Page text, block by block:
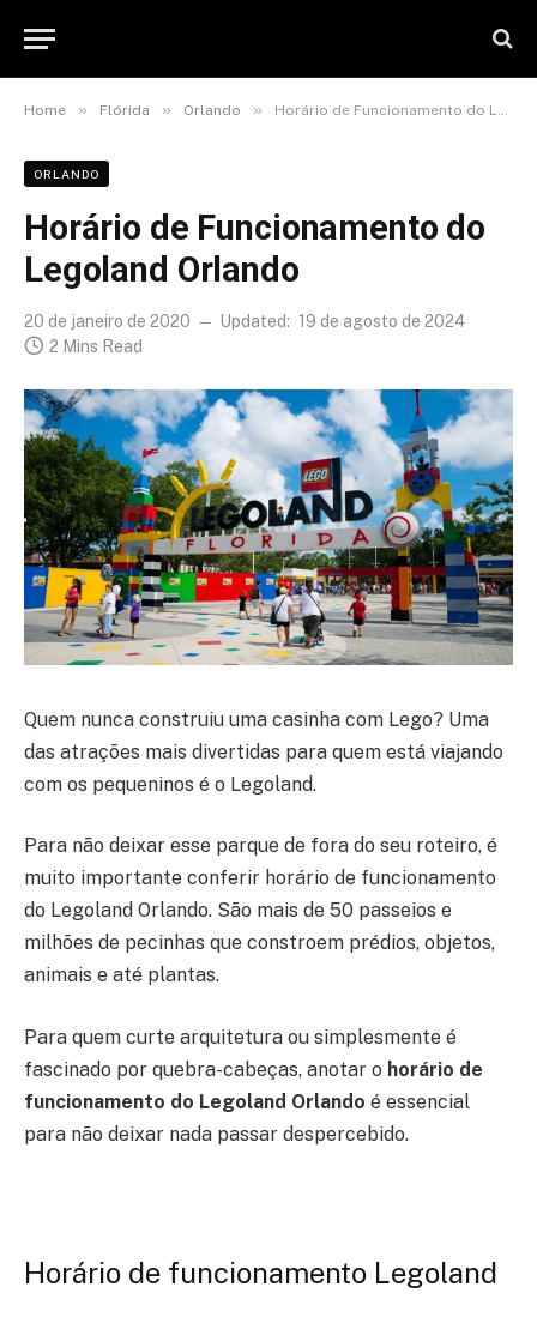
Home » Flórida » Orlando » Horário de Funcionamento do Legoland Orlando
ORLANDO
Horário de Funcionamento do
Legoland Orlando
20 de janeiro de 2020 Updated: 19 de agosto de 2024
2 Mins Read
Quem nunca construiu uma casinha com Lego? Uma
das atrações mais divertidas para quem está viajando
com os pequeninos é o Legoland.
Para não deixar esse parque de fora do seu roteiro, é
muito importante conferir horário de funcionamento
do Legoland Orlando. São mais de 50 passeios e
milhões de pecinhas que constroem prédios, objetos,
animais e até plantas.
Para quem curte arquitetura ou simplesmente é
fascinado por quebra-cabeças, anotar o horário de
funcionamento do Legoland Orlando é essencial
para não deixar nada passar despercebido.
Horário de funcionamento Legoland